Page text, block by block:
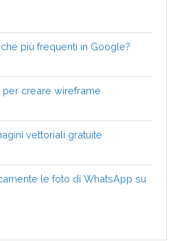
più frequenti in Google?
creare wireframe
vettoriali gratuite
le foto di WhatsApp su